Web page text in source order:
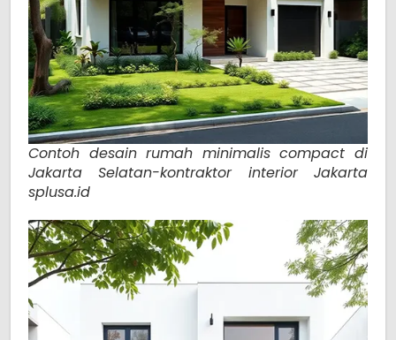
Contoh desain rumah minimalis compact di
Jakarta Selatan-kontraktor interior Jakarta
splusa.id